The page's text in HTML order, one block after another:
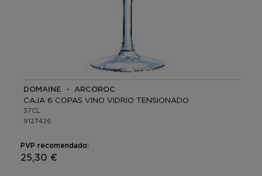
DOMAINE - ARCOROC
CAJA 6 COPAS VINO VIDRIO TENSIONADO
37CL
9127426
PVP recomendado:
25,30 €